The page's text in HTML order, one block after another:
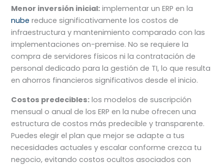
Menor inversión inicial: implementar un ERP en la
nube reduce significativamente los costos de
infraestructura y mantenimiento comparado con las
implementaciones on-premise. No se requiere la
compra de servidores físicos ni la contratación de
personal dedicado para la gestión de TI, lo que resulta
en ahorros financieros significativos desde el inicio.
Costos predecibles: los modelos de suscripción
mensual o anual de los ERP en la nube ofrecen una
estructura de costos más predecible y transparente.
Puedes elegir el plan que mejor se adapte a tus
necesidades actuales y escalar conforme crezca tu
negocio, evitando costos ocultos asociados con